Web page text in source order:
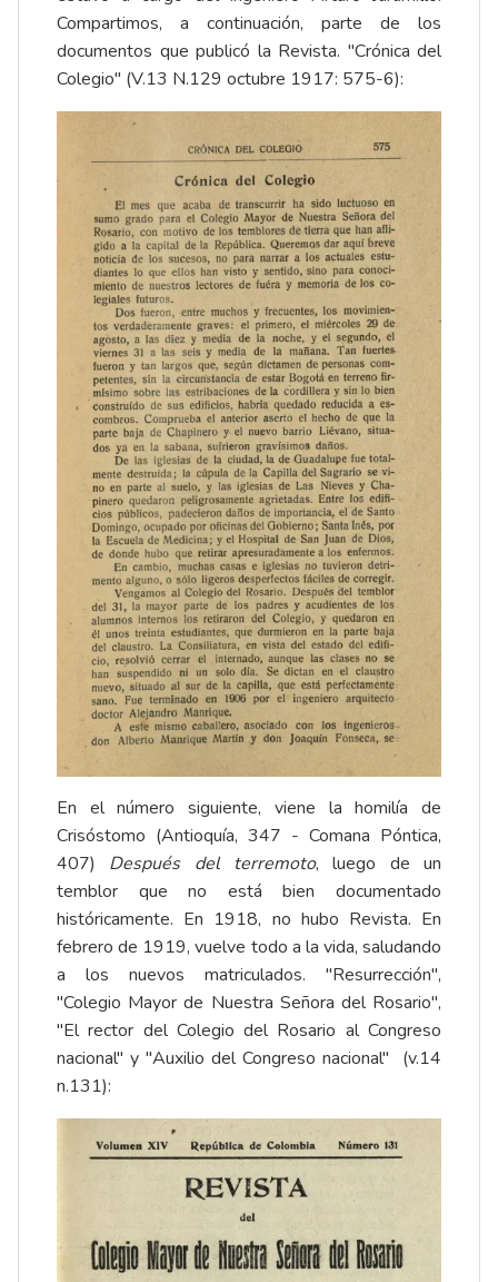
Compartimos, a continuación, parte de los
documentos que publicó la Revista. "Crónica del
Colegio" (V.13 N.129 octubre 1917: 575-6):
En el número siguiente, viene la homilía de
Crisóstomo (Antioquía, 347 - Comana Póntica,
407) Después del terremoto, luego de un
temblor que no está bien documentado
históricamente. En 1918, no hubo Revista. En
febrero de 1919, vuelve todo a la vida, saludando
a los nuevos matriculados. "Resurrección",
"Colegio Mayor de Nuestra Señora del Rosario",
"El rector del Colegio del Rosario al Congreso
nacional" y "Auxilio del Congreso nacional" (v.14
n.131):